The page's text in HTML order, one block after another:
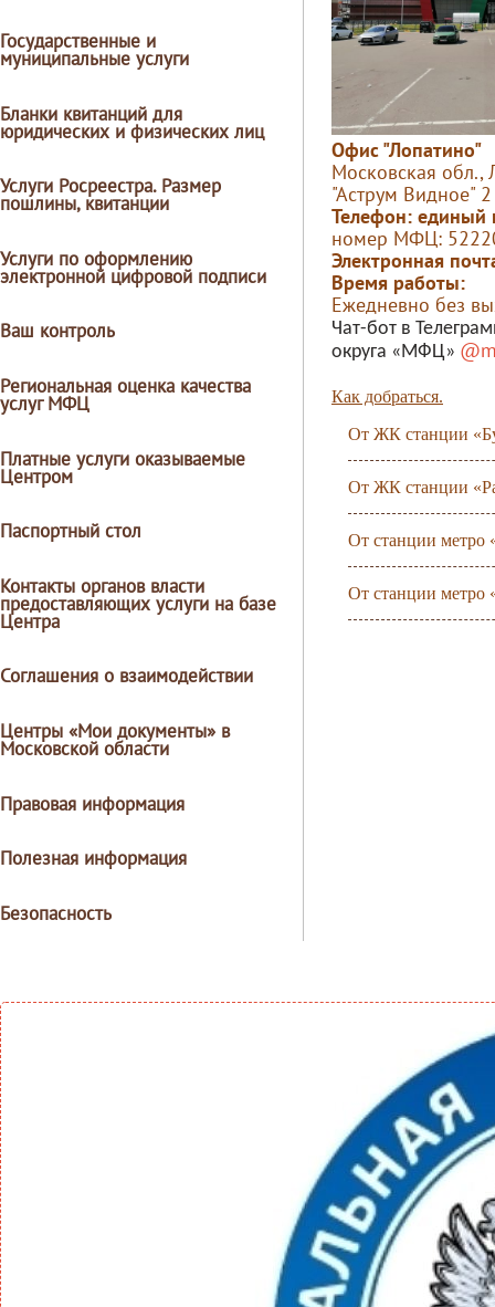
Государственные и
муниципальные услуги
Бланки квитанций для
юридических и физических лиц
Услуги Росреестра. Размер
пошлины, квитанции
Услуги по оформлению
электронной цифровой подписи
Ваш контроль
Региональная оценка качества
услуг МФЦ
Платные услуги оказываемые
Центром
Паспортный стол
Контакты органов власти
предоставляющих услуги на базе
Центра
Соглашения о взаимодействии
Центры «Мои документы» в
Московской области
Правовая информация
Полезная информация
Безопасность
Офис "Лопатино"
Московская обл.,
"Аструм Видное"
Телефон:
номер МФЦ:
Электронная
Время работы:
Ежедневно без
Чат-бот в
округа «МФЦ»
Как добраться.
От ЖК станции
От ЖК станции
От станции метро
От станции метро